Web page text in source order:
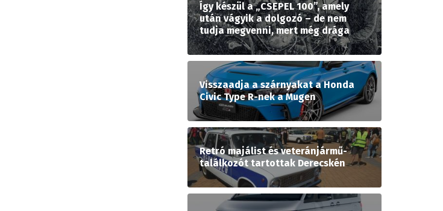
Így készül a „CSEPEL 100”, amely
után vágyik a dolgozó – de nem
tudja megvenni, mert még drága
Visszaadja a szárnyakat a Honda
Civic Type R-nek a Mugen
Retró majálist és veteránjármű-
találkozót tartottak Derecskén